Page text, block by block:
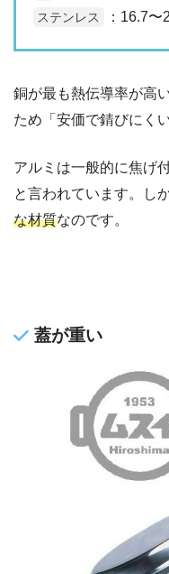
ステンレス ：16.7〜
銅が最も熱伝導率が高
ため「安価で錆びにく
アルミは一般的に焦げ
と言われています。し
な材質なのです。
蓋が重い